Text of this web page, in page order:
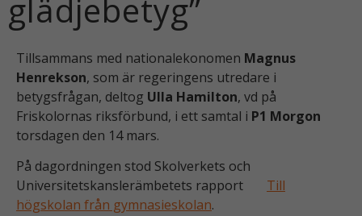
k
glädjebetyg”
Tillsammans med nationalekonomen Magnus
Henrekson, som är regeringens utredare i
betygsfrågan, deltog Ulla Hamilton, vd på
Friskolornas riksförbund, i ett samtal i P1 Morgon
torsdagen den 14 mars.
På dagordningen stod Skolverkets och
Universitetskanslerämbetets rapport
Till
högskolan från gymnasieskolan.